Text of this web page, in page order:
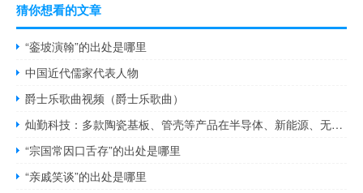
猜你想看的文章
“銮坡演翰”的出处是哪里
中国近代儒家代表人物
爵士乐歌曲视频（爵士乐歌曲）
灿勤科技：多款陶瓷基板、管壳等产品在半导体、新能源、无线通信等领域的客户开始送样
“宗国常因口舌存”的出处是哪里
“亲戚笑谈”的出处是哪里